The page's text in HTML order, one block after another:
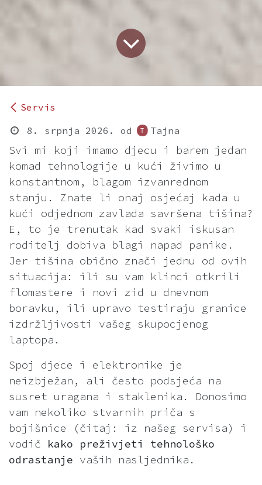
Servis
8. srpnja 2026.
od Tajna
Svi mi koji imamo djecu i barem jedan
komad tehnologije u kući živimo u
konstantnom, blagom izvanrednom
stanju. Znate li onaj osjećaj kada u
kući odjednom zavlada savršena tišina?
E, to je trenutak kad svaki iskusan
roditelj dobiva blagi napad panike.
Jer tišina obično znači jednu od ovih
situacija: ili su vam klinci otkrili
flomastere i novi zid u dnevnom
boravku, ili upravo testiraju granice
izdržljivosti vašeg skupocjenog
laptopa.
Spoj djece i elektronike je
neizbježan, ali često podsjeća na
susret uragana i staklenika. Donosimo
vam nekoliko stvarnih priča s
bojišnice (čitaj: iz našeg servisa) i
vodič kako preživjeti tehnološko
odrastanje vaših nasljednika.